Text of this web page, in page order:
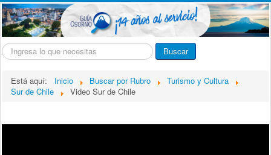
Buscar... Buscar
Está aquí: Inicio Buscar por Rubro
Turismo y Cultura
Sur de Chile
Video Sur de Chile